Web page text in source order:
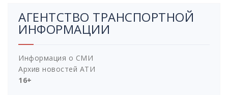
АГЕНТСТВО ТРАНСПОРТНОЙ
ИНФОРМАЦИИ
Информация о СМИ
Архив новостей АТИ
16+